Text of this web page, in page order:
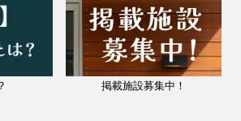
掲載施設募集中！